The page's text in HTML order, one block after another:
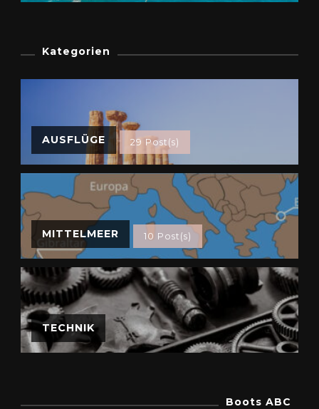
Kategorien
AUSFLÜGE 29 Post(s)
MITTELMEER 10 Post(s)
TECHNIK
Boots ABC